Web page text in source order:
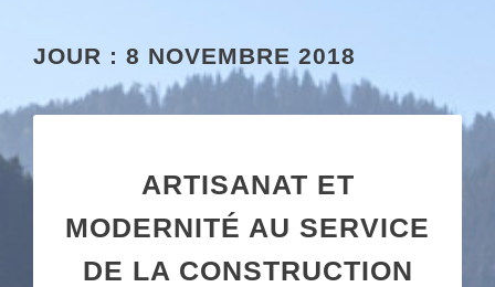
JOUR : 8 NOVEMBRE 2018
ARTISANAT ET
MODERNITÉ AU SERVICE
DE LA CONSTRUCTION